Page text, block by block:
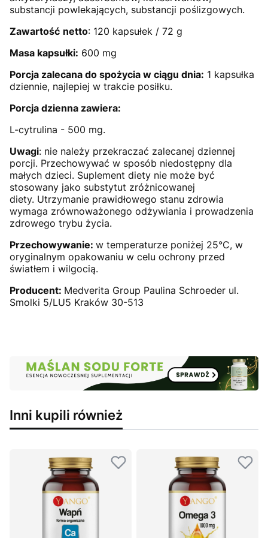
substancji powlekających, substancji poślizgowych.
Zawartość netto: 120 kapsułek / 72 g
Masa kapsułki: 600 mg
Porcja zalecana do spożycia w ciągu dnia: 1 kapsułka
dziennie, najlepiej w trakcie posiłku.
Porcja dzienna zawiera:
L-cytrulina - 500 mg.
Uwagi: nie należy przekraczać zalecanej dziennej
porcji. Przechowywać w sposób niedostępny dla
małych dzieci. Suplement diety nie może być
stosowany jako substytut zróżnicowanej
diety. Utrzymanie prawidłowego stanu zdrowia
wymaga zrównoważonego odżywiania i prowadzenia
zdrowego trybu życia.
Przechowywanie: w temperaturze poniżej 25°C, w
oryginalnym opakowaniu w celu ochrony przed
światłem i wilgocią.
Producent: Medverita Group Paulina Schroeder ul.
Smolki 5/LU5 Kraków 30-513
Inni kupili również